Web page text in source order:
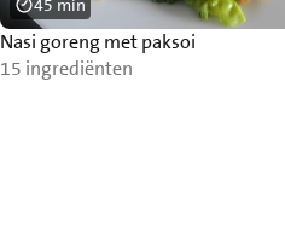
Nasi goreng met paksoi
15 ingrediënten
45 min